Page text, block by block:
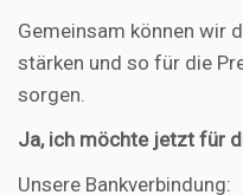
Gemeinsam können wir
stärken und so für die
sorgen.
Ja, ich möchte jetzt für
Unsere Bankverbindung: